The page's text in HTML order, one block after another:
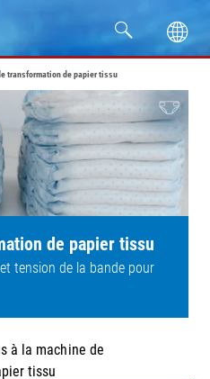
transformation de papier tissu
de papier tissu
tension de la bande pour
à la machine de
tissu